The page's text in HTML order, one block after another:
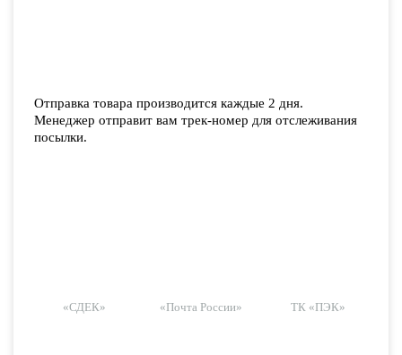
Отправка товара производится каждые 2 дня.
Менеджер отправит вам трек-номер для отслеживания
посылки.
«СДЕК» «Почта России» ТК «ПЭК»